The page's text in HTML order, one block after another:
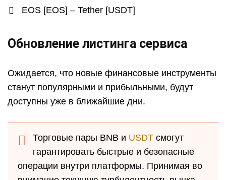
EOS [EOS] – Tether [USDT]
Обновление листинга сервиса
Ожидается, что новые финансовые инструменты
станут популярными и прибыльными, будут
доступны уже в ближайшие дни.
Торговые пары BNB и USDT смогут
гарантировать быстрые и безопасные
операции внутри платформы. Принимая во